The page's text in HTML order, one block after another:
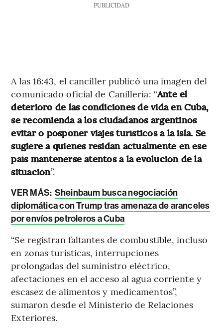
PUBLICIDAD
A las 16:43, el canciller publicó una imagen del
comunicado oficial de Canillería: “Ante el
deterioro de las condiciones de vida en Cuba,
se recomienda a los ciudadanos argentinos
evitar o posponer viajes turísticos a la isla. Se
sugiere a quienes residan actualmente en ese
país mantenerse atentos a la evolución de la
situación”.
VER MÁS: Sheinbaum busca negociación
diplomática con Trump tras amenaza de aranceles
por envíos petroleros a Cuba
“Se registran faltantes de combustible, incluso
en zonas turísticas, interrupciones
prolongadas del suministro eléctrico,
afectaciones en el acceso al agua corriente y
escasez de alimentos y medicamentos”,
sumaron desde el Ministerio de Relaciones
Exteriores.